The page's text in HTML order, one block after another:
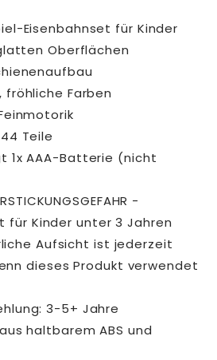
Eisenbahnset für Kinder
Oberflächen
fröhliche Farben
Teile
1x AAA-Batterie (nicht
-
für Kinder unter 3 Jahren
Aufsicht ist jederzeit
dieses Produkt verwendet
3-5+ Jahre
haltbarem ABS und